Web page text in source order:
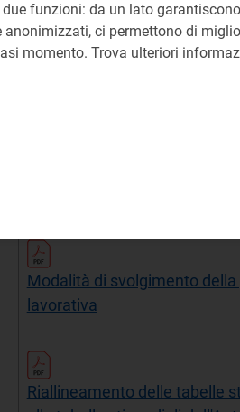
Fondo Pensione
Modalità di svolgimento
lavorativa
Riallineamento delle tabelle
funzioni: da un lato
ci permettono di
momento. Trova ulteriori